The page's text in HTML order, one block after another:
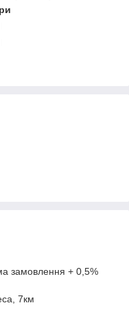
замовлення + 0,5%
7км